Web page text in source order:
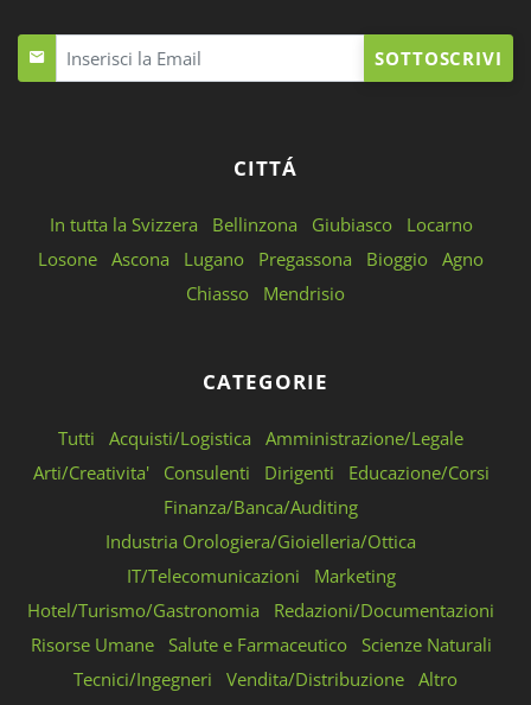
SOTTOSCRIVI
CITTÁ
In tutta la Svizzera Bellinzona Giubiasco
Locarno
Losone Ascona Lugano Pregassona Bioggio Agno
Chiasso
Mendrisio
CATEGORIE
Tutti Acquisti/Logistica
Amministrazione/Legale
Arti/Creativita'
Consulenti Dirigenti
Educazione/Corsi
Finanza/Banca/Auditing
Industria Orologiera/Gioielleria/Ottica
IT/Telecomunicazioni
Marketing
Hotel/Turismo/Gastronomia
Redazioni/Documentazioni
Risorse Umane
Salute e Farmaceutico
Scienze Naturali
Tecnici/Ingegneri
Vendita/Distribuzione Altro